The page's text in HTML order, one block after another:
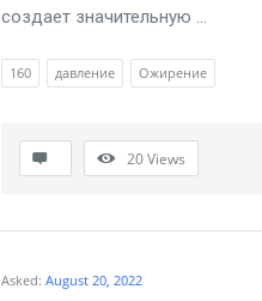
создает значительную ...
160 давление Ожирение
20Views
Asked: August 20, 2022